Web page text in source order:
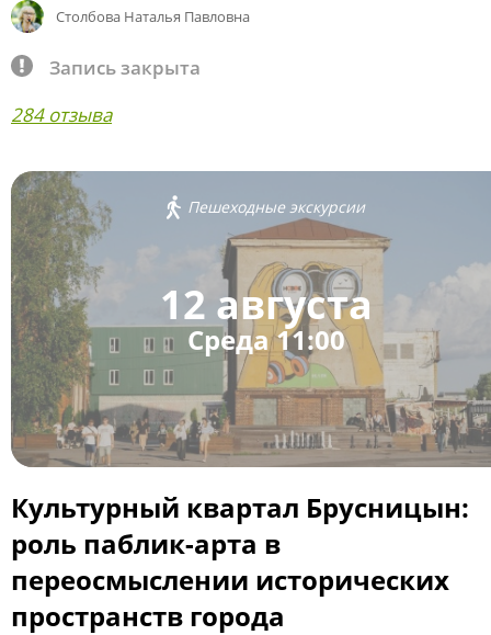
Столбова Наталья Павловна
Запись закрыта
284 отзыва
Пешеходные экскурсии
12 августа
Среда 11:00
Культурный квартал Брусницын:
роль паблик-арта в
переосмыслении исторических
пространств города